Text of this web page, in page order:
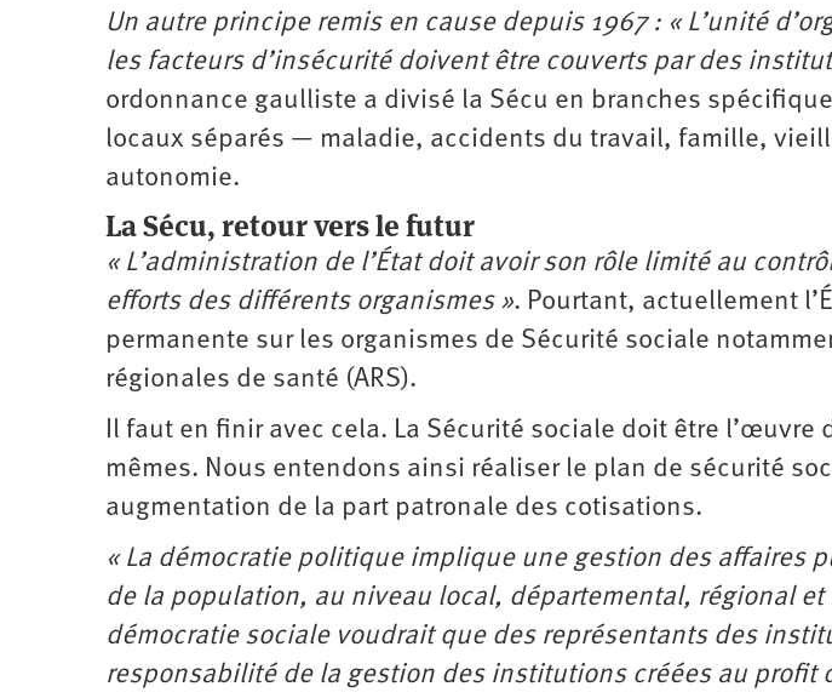
Un autre principe remis en cause depuis 1967 : « L’unité
les facteurs d’insécurité doivent être couverts par des
ordonnance gaulliste a divisé la Sécu en branches
locaux séparés — maladie, accidents du travail, famille,
autonomie.
La Sécu, retour vers le futur
« L’administration de l’État doit avoir son rôle limité au
efforts des différents organismes ». Pourtant, actuellement
permanente sur les organismes de Sécurité sociale
régionales de santé (ARS).
Il faut en finir avec cela. La Sécurité sociale doit être l’œuvre
mêmes. Nous entendons ainsi réaliser le plan de sécurité
augmentation de la part ­patronale des cotisations.
« La démocratie politique implique une gestion des affaires
de la population, au niveau local, départemental, régional
démocratie sociale voudrait que des représentants des
responsabilité de la gestion des institutions créées au profit